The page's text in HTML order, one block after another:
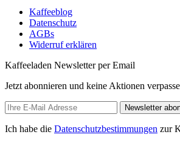
Kaffeeblog
Datenschutz
AGBs
Widerruf erklären
Kaffeeladen Newsletter per Email
Jetzt abonnieren und keine Aktionen
Newsletter
Ich habe die Datenschutzbestimmungen zur